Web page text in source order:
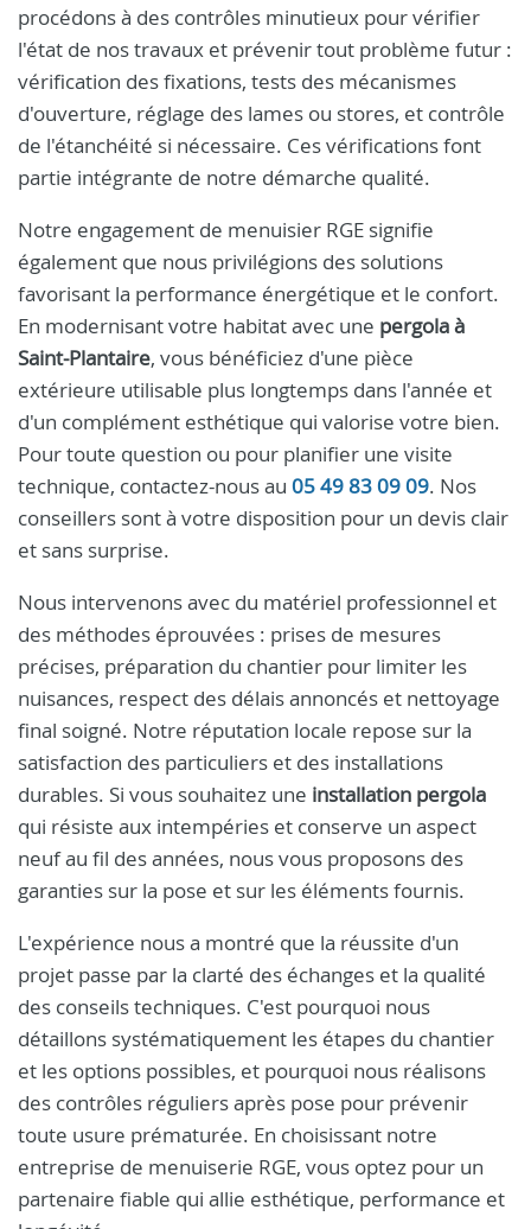
procédons à des contrôles minutieux pour vérifier
l'état de nos travaux et prévenir tout problème futur :
vérification des fixations, tests des mécanismes
d'ouverture, réglage des lames ou stores, et contrôle
de l'étanchéité si nécessaire. Ces vérifications font
partie intégrante de notre démarche qualité.
Notre engagement de menuisier RGE signifie
également que nous privilégions des solutions
favorisant la performance énergétique et le confort.
En modernisant votre habitat avec une pergola à
Saint-Plantaire, vous bénéficiez d'une pièce
extérieure utilisable plus longtemps dans l'année et
d'un complément esthétique qui valorise votre bien.
Pour toute question ou pour planifier une visite
technique, contactez-nous au 05 49 83 09 09. Nos
conseillers sont à votre disposition pour un devis clair
et sans surprise.
Nous intervenons avec du matériel professionnel et
des méthodes éprouvées : prises de mesures
précises, préparation du chantier pour limiter les
nuisances, respect des délais annoncés et nettoyage
final soigné. Notre réputation locale repose sur la
satisfaction des particuliers et des installations
durables. Si vous souhaitez une installation pergola
qui résiste aux intempéries et conserve un aspect
neuf au fil des années, nous vous proposons des
garanties sur la pose et sur les éléments fournis.
L'expérience nous a montré que la réussite d'un
projet passe par la clarté des échanges et la qualité
des conseils techniques. C'est pourquoi nous
détaillons systématiquement les étapes du chantier
et les options possibles, et pourquoi nous réalisons
des contrôles réguliers après pose pour prévenir
toute usure prématurée. En choisissant notre
entreprise de menuiserie RGE, vous optez pour un
partenaire fiable qui allie esthétique, performance et